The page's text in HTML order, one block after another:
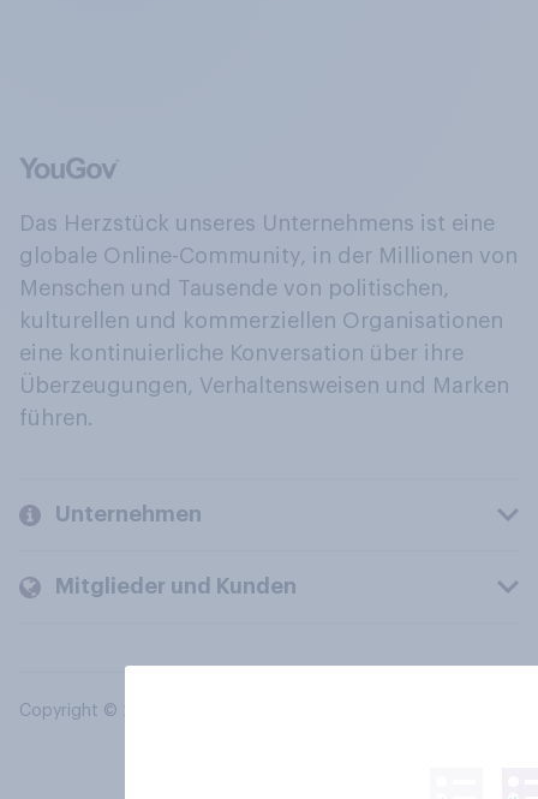
Das Herzstück unseres Unternehmens ist eine
globale Online-Community, in der Millionen von
Menschen und Tausende von politischen,
kulturellen und kommerziellen Organisationen
eine kontinuierliche Konversation über ihre
Überzeugungen, Verhaltensweisen und Marken
führen.
Unternehmen
Mitglieder und Kunden
Copyright © 2026 YouGov PLC. Alle Rechte vorbehalten.